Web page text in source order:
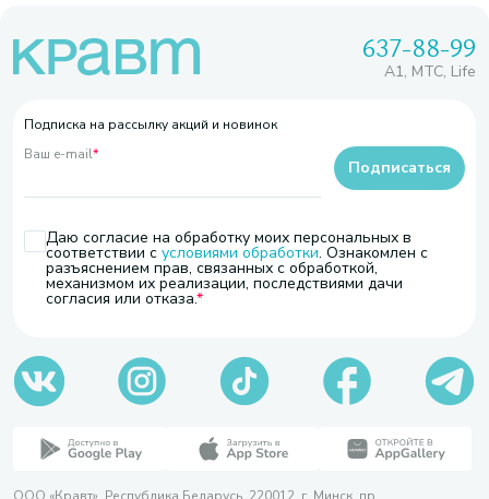
637-88-99
A1, МТС, Life
Подписка на рассылку акций и новинок
Ваш e-mail*
Даю согласие на обработку моих персональных в
соответствии с условиями обработки. Ознакомлен с
разъяснением прав, связанных с обработкой,
механизмом их реализации, последствиями дачи
согласия или отказа.
Подписаться